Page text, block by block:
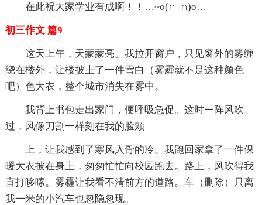
在此祝大家学业有成啊！！…~o(∩_∩)o…
初三作文 篇9
这天上午，天蒙蒙亮。我拉开窗户，只见窗外的雾缠
绕在楼外，让楼披上了一件雪白（雾霾就不是这种颜色
吧）色大衣，整个城市消失在雾中。
我背上书包走出家门，便呼吸急促。这时一阵风吹
过，风像刀割一样刻在我的脸颊
上，让我感到了寒风入骨的冷。我跑回家拿了一件保
暖大衣披在身上，匆匆忙忙向校园跑去。路上，风吹得我
直打哆嗦。雾霾让我看不清前方的道路。车（删除）只离
我一米的小汽车也忽隐忽现。